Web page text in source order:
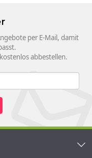
per E-Mail, damit
abbestellen.